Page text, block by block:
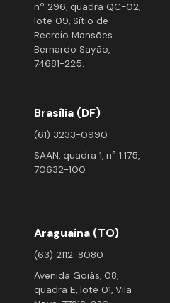
nº 296, quadra QC-02,
lote 09, Sítio de
Recreio Mansões
Bernardo Sayão,
74681-225.
Brasília (DF)
(61) 3233-0990
SAAN, quadra 1, n° 1.175,
70632-100.
Araguaína (TO)
(63) 2112-8080
Avenida Goiás, 08,
quadra E, lote 01, Vila